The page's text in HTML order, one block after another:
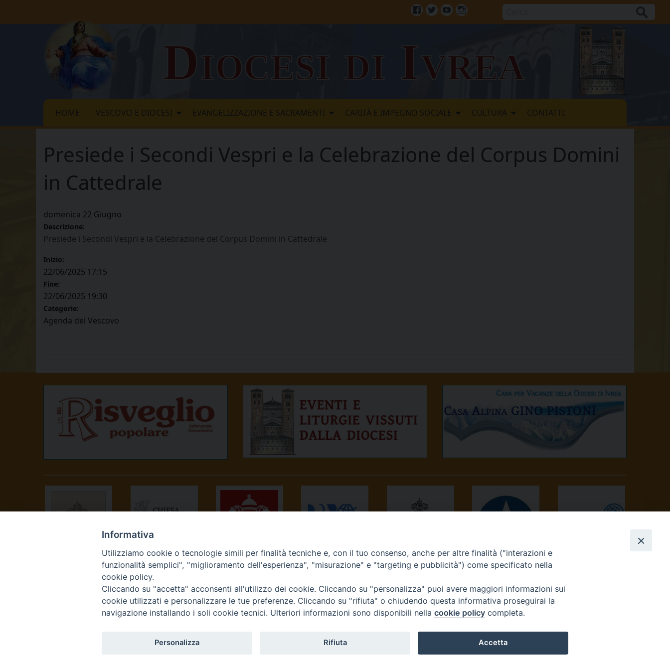
Diocesi di Ivrea
HOME VESCOVO E DIOCESI EVANGELIZZAZIONE E SACRAMENTI CARITÀ E IMPEGNO SOCIALE CULTURA CONTATTI
Presiede i Secondi Vespri e la Celebrazione del Corpus Domini
in Cattedrale
domenica 22 Giugno
Descrizione:
Presiede i Secondi Vespri e la Celebrazione del Corpus Domini in Cattedrale
Inizio:
22/06/2025 17:15
Fine:
22/06/2025 19:30
Categorie:
Agenda del Vescovo
CONFERENZA
EPISCOPALE
ITALIANA
NEWS.VA RADIO VATICANA
OSSERVATORE
ROMANO
AVVENIRE
Curia Vescovile Piazza Castello, 3 10015 Ivrea (To) Tel. 0125.641138 Fax 0125.40296 segreteriacuria@diocesivrea.it
Informativa
Utilizziamo cookie o tecnologie simili per finalità tecniche e, con il tuo consenso, anche per altre finalità ("interazioni e
funzionalità semplici", "miglioramento dell'esperienza", "misurazione" e "targeting e pubblicità") come specificato nella
cookie policy.
Cliccando su "accetta" acconsenti all'utilizzo dei cookie. Cliccando su "personalizza" puoi avere maggiori informazioni sui
cookie utilizzati e personalizzare le tue preferenze. Cliccando su "rifiuta" o chiudendo questa informativa proseguirai la
navigazione installando i soli cookie tecnici. Ulteriori informazioni sono disponibili nella cookie policy completa.
Personalizza Rifiuta Accetta